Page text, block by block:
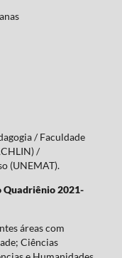
/ Faculdade
/
(UNEMAT).
Quadriênio 2021-
áreas com
Ciências